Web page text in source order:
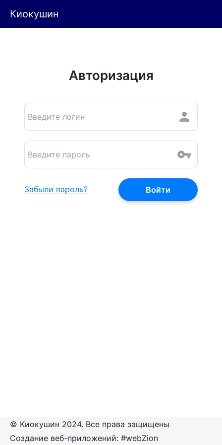
Киокушин
Авторизация
Забыли пароль?
© Киокушин 2024. Все права защищены
Создание веб-приложений: #webZion